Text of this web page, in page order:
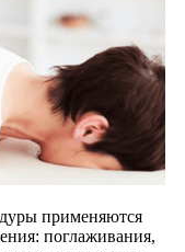
применяются
поглаживания,